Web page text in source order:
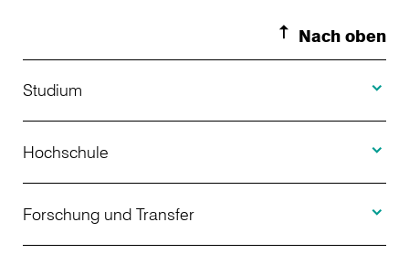
Nach oben
Studium
Studienangebot
Bewerbung
Hochschule
Über uns
Forschung und Transfer